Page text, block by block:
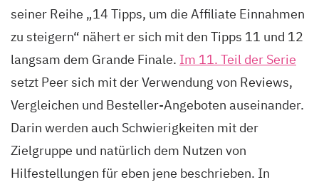
seiner Reihe „14 Tipps, um die Affiliate Einnahmen
zu steigern“ nähert er sich mit den Tipps 11 und 12
langsam dem Grande Finale. Im 11. Teil der Serie
setzt Peer sich mit der Verwendung von Reviews,
Vergleichen und Besteller-Angeboten auseinander.
Darin werden auch Schwierigkeiten mit der
Zielgruppe und natürlich dem Nutzen von
Hilfestellungen für eben jene beschrieben. In